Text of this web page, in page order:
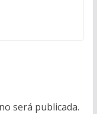
será publicada.